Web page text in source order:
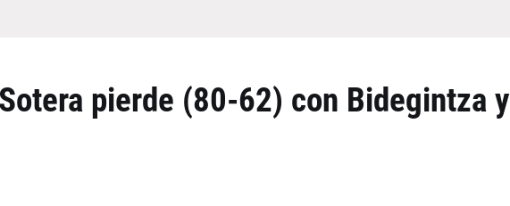
pierde (80-62) con Bidegintza y